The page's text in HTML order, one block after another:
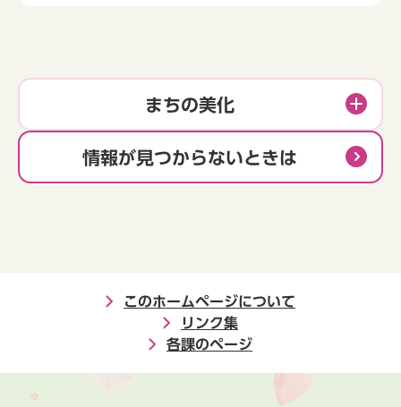
まちの美化
情報が見つからないときは
このホームページについて
リンク集
各課のページ